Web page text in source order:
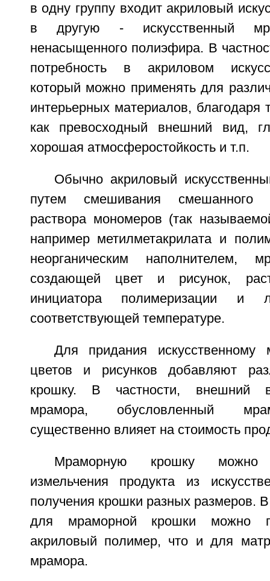
в одну группу входит акриловый
в другую - искусственный
ненасыщенного полиэфира. В
потребность в акриловом
который можно применять для
интерьерных материалов, благодаря
как превосходный внешний вид,
хорошая атмосферостойкость и т.п.
Обычно акриловый
путем смешивания смешанного
раствора мономеров (так
например метилметакрилата и
неорганическим наполнителем,
создающей цвет и рисунок,
инициатора полимеризации и
соответствующей температуре.
Для придания искусственному
цветов и рисунков добавляют
крошку. В частности, внешний
мрамора, обусловленный
существенно влияет на стоимость
Мраморную крошку можно
измельчения продукта из
получения крошки разных размеров.
для мраморной крошки можно
акриловый полимер, что и для
мрамора.